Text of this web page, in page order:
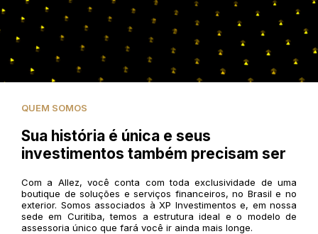
QUEM SOMOS
Sua história é única e seus
investimentos também precisam ser
Com a Allez, você conta com toda exclusividade de uma
boutique de soluções e serviços financeiros, no Brasil e no
exterior. Somos associados à XP Investimentos e, em nossa
sede em Curitiba, temos a estrutura ideal e o modelo de
assessoria único que fará você ir ainda mais longe.